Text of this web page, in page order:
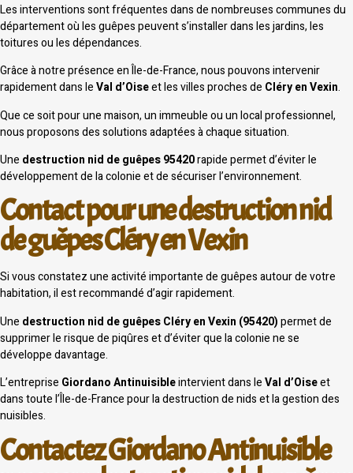
Les interventions sont fréquentes dans de nombreuses communes du
département où les guêpes peuvent s’installer dans les jardins, les
toitures ou les dépendances.
Grâce à notre présence en Île-de-France, nous pouvons intervenir
rapidement dans leVal d’Oiseet les villes proches de Cléry en Vexin.
Que ce soit pour une maison, un immeuble ou un local professionnel,
nous proposons des solutions adaptées à chaque situation.
Une destruction nid de guêpes 95420rapide permet d’éviter le
développement de la colonie et de sécuriser l’environnement.
Contact pour une destruction nid
de guêpes Cléry en Vexin
Si vous constatez une activité importante de guêpes autour de votre
habitation, il est recommandé d’agir rapidement.
Une destruction nid de guêpes Cléry en Vexin (95420)permet de
supprimer le risque de piqûres et d’éviter que la colonie ne se
développe davantage.
L’entreprise Giordano Antinuisibleintervient dans leVal d’Oiseet
dans toute l’Île-de-France pour la destruction de nids et la gestion des
nuisibles.
Contactez Giordano Antinuisible